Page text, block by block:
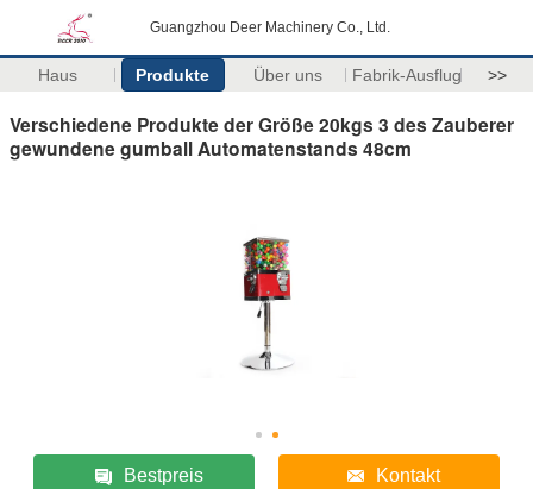
Guangzhou Deer Machinery Co., Ltd.
Haus Produkte Über uns Fabrik-Ausflug >>
Verschiedene Produkte der Größe 20kgs 3 des Zauberer
gewundene gumball Automatenstands 48cm
Bestpreis Kontakt